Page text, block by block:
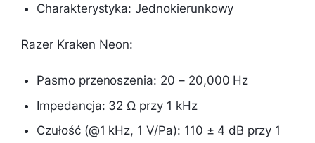
Charakterystyka: Jednokierunkowy
Razer Kraken Neon:
Pasmo przenoszenia: 20 – 20,000 Hz
Impedancja: 32 Ω przy 1 kHz
Czułość (@1 kHz, 1 V/Pa): 110 ± 4 dB przy 1